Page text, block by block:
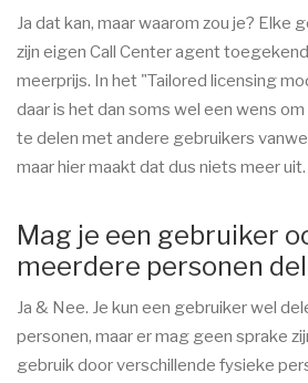
Ja dat kan, maar waarom zou je? Elke
zijn eigen Call Center agent
meerprijs. In het "Tailored licensing
daar is het dan soms wel een wens
te delen met andere gebruikers
maar hier maakt dat dus niets meer uit.
Mag je een gebruiker
meerdere personen
Ja & Nee. Je kun een gebruiker wel
personen, maar er mag geen sprake
gebruik door verschillende fysieke